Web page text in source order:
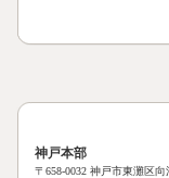
神戸本部
〒658-0032 神戸市東灘区